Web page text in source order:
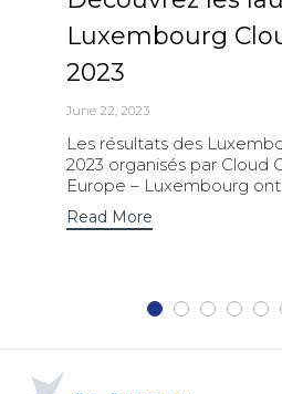
Luxembourg
2023
June 22, 2023
Les résultats des
2023 organisés par Cloud
Europe – Luxembourg
Read More